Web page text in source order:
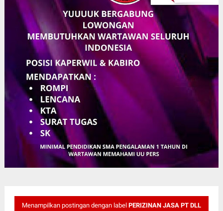
Menampilkan postingan dengan label PERIZINAN JASA PT DLL